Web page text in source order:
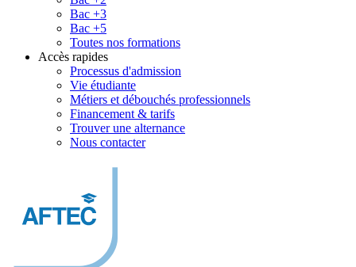
Bac +3
Bac +5
Toutes nos formations
Accès rapides
Processus d'admission
Vie étudiante
Métiers et débouchés professionnels
Financement & tarifs
Trouver une alternance
Nous contacter